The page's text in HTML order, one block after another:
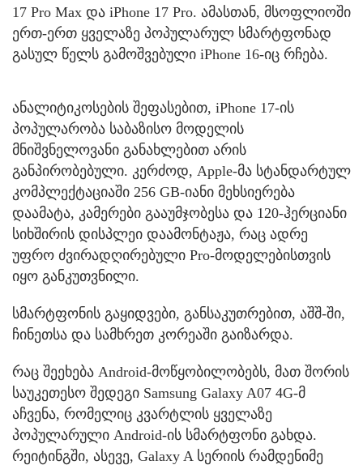
17 Pro Max და iPhone 17 Pro. ამასთან, მსოფლიოში
ერთ-ერთ ყველაზე პოპულარულ სმარტფონად
გასულ წელს გამოშვებული iPhone 16-იც რჩება.
ანალიტიკოსების შეფასებით, iPhone 17-ის
პოპულარობა საბაზისო მოდელის
მნიშვნელოვანი განახლებით არის
განპირობებული. კერძოდ, Apple-მა სტანდარტულ
კომპლექტაციაში 256 GB-იანი მეხსიერება
დაამატა, კამერები გააუმჯობესა და 120-ჰერციანი
სიხშირის დისპლეი დაამონტაჟა, რაც ადრე
უფრო ძვირადღირებული Pro-მოდელებისთვის
იყო განკუთვნილი.
სმარტფონის გაყიდვები, განსაკუთრებით, აშშ-ში,
ჩინეთსა და სამხრეთ კორეაში გაიზარდა.
რაც შეეხება Android-მოწყობილობებს, მათ შორის
საუკეთესო შედეგი Samsung Galaxy A07 4G-მ
აჩვენა, რომელიც კვარტლის ყველაზე
პოპულარული Android-ის სმარტფონი გახდა.
რეიტინგში, ასევე, Galaxy A სერიის რამდენიმე